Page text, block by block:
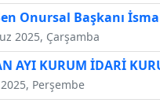
Onursal Başkanı
2025, Çarşamba
AYI KURUM İDARİ
Perşembe